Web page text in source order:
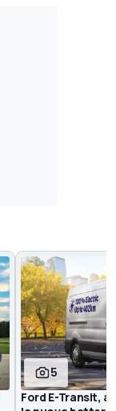
5
Ford E-Transit,